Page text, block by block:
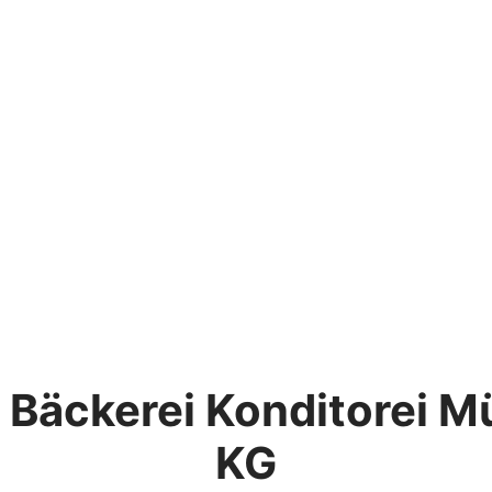
Bäckerei Konditorei
KG